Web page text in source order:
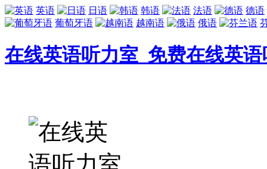
英语 日语 韩语 法语
德语
葡萄牙语
越南语 俄语
在线英语听力室_免费在线英